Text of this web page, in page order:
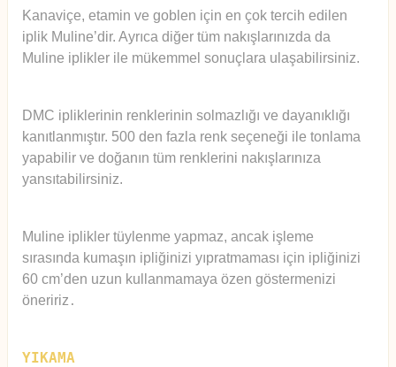
Kanaviçe, etamin ve goblen için en çok tercih edilen
iplik Muline’dir. Ayrıca diğer tüm nakışlarınızda da
Muline iplikler ile mükemmel sonuçlara ulaşabilirsiniz.
DMC ipliklerinin renklerinin solmazlığı ve dayanıklığı
kanıtlanmıştır. 500 den fazla renk seçeneği ile tonlama
yapabilir ve doğanın tüm renklerini nakışlarınıza
yansıtabilirsiniz.
Muline iplikler tüylenme yapmaz, ancak işleme
sırasında kumaşın ipliğinizi yıpratmaması için ipliğinizi
60 cm’den uzun kullanmamaya özen göstermenizi
öneririz .
YIKAMA